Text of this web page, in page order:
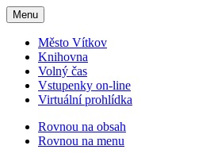
Otevřit
navigaci
Menu
Město Vítkov
Knihovna
Volný čas
Vstupenky on-line
Virtuální prohlídka
Rovnou na obsah
Rovnou na menu